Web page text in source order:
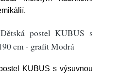
postel KUBUS s
cm - grafit Modrá
KUBUS s výsuvnou